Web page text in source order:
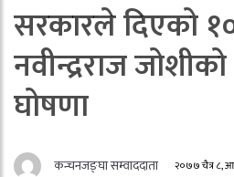
सरकारले दिएको
नवीन्द्रराज जोशीको
घोषणा
कन्चनजङ्घा सम्वाददाता २०७७ चैत्र ८,